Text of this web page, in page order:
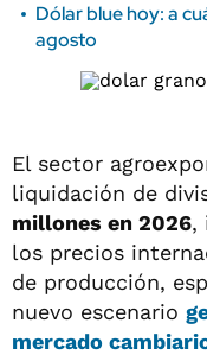
Dólar blue hoy: a
agosto
El sector
liquidación de
millones en 2026,
los precios
de producción,
nuevo escenario
mercado